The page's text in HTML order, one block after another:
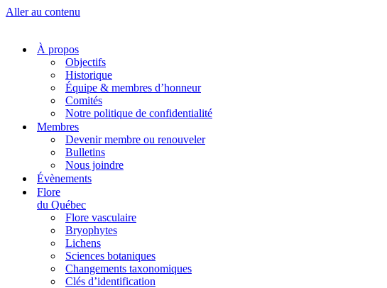
Aller au contenu
À propos
Objectifs
Historique
Équipe & membres d’honneur
Comités
Notre politique de confidentialité
Membres
Devenir membre ou renouveler
Bulletins
Nous joindre
Évènements
Flore
du Québec
Flore vasculaire
Bryophytes
Lichens
Sciences botaniques
Changements taxonomiques
Clés d’identification